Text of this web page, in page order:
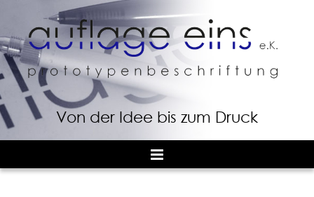
Zum Inhalt springen
Von der Idee bis zum Druck